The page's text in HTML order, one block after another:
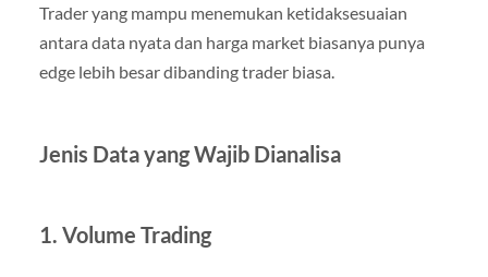
Trader yang mampu menemukan ketidaksesuaian
antara data nyata dan harga market biasanya punya
edge lebih besar dibanding trader biasa.
Jenis Data yang Wajib Dianalisa
1. Volume Trading